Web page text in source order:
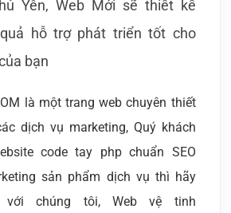
Yên, Web Mới sẽ thiết kế
hỗ trợ phát triển tốt cho
bạn
là một trang web chuyên thiết
dịch vụ marketing, Quý khách
code tay php chuẩn SEO
sản phẩm dịch vụ thì hãy
chúng tôi, Web vệ tinh